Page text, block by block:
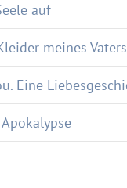
auf
meines Vaters
Eine